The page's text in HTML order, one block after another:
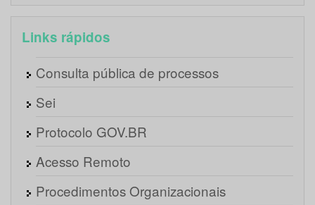
Links rápidos
Consulta pública de processos
Sei
Protocolo GOV.BR
Acesso Remoto
Procedimentos Organizacionais